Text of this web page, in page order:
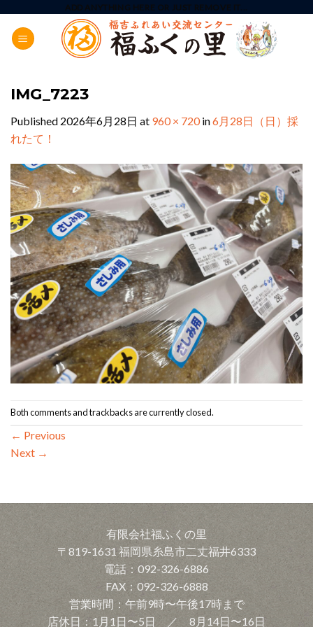
content
ADD ANYTHING HERE OR JUST REMOVE IT...
IMG_7223
Published 2026年6月28日 at 960 × 720in6月28日（日）採
れたて！
Both comments and trackbacks are currently closed.
← Previous
Next →
有限会社福ふくの里
〒819-1631 福岡県糸島市二丈福井6333
電話：092-326-6886
FAX：092-326-6888
営業時間：午前9時〜午後17時まで
店休日：1月1日〜5日 ／ 8月14日〜16日